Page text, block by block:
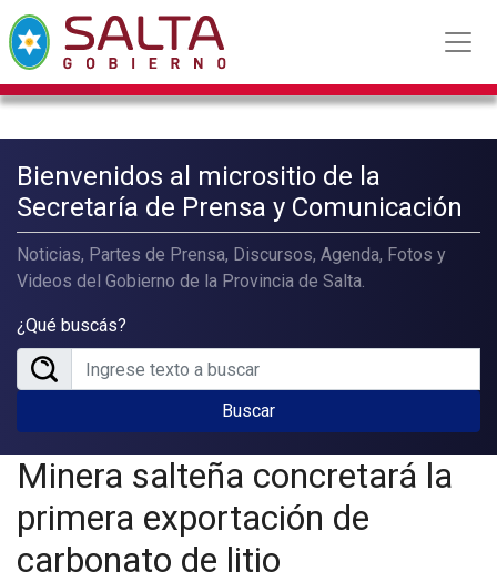
Bienvenidos al micrositio de la
Secretaría de Prensa y Comunicación
Noticias, Partes de Prensa, Discursos, Agenda, Fotos y
Videos del Gobierno de la Provincia de Salta.
¿Qué buscás?
Buscar
Minera salteña concretará la
primera exportación de
carbonato de litio